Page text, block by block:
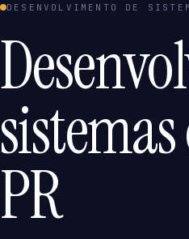
DESENVOLVIMENTO DE
PR